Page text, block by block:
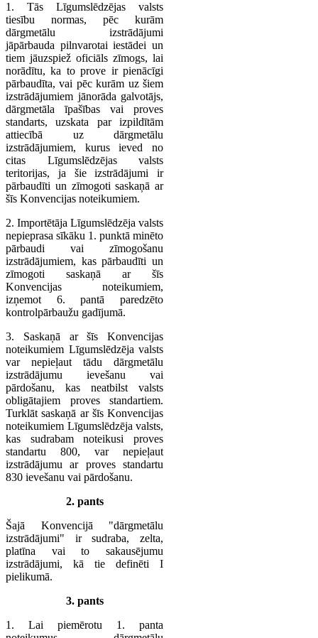
1. Tās Līgumslēdzējas valsts
tiesību normas, pēc kurām
dārgmetālu izstrādājumi
jāpārbauda pilnvarotai iestādei un
tiem jāuzspiež oficiāls zīmogs, lai
norādītu, ka to prove ir pienācīgi
pārbaudīta, vai pēc kurām uz šiem
izstrādājumiem jānorāda galvotājs,
dārgmetāla īpašības vai proves
standarts, uzskata par izpildītām
attiecībā uz dārgmetālu
izstrādājumiem, kurus ieved no
citas Līgumslēdzējas valsts
teritorijas, ja šie izstrādājumi ir
pārbaudīti un zīmogoti saskaņā ar
šīs Konvencijas noteikumiem.
2. Importētāja Līgumslēdzēja valsts
nepieprasa sīkāku 1. punktā minēto
pārbaudi vai zīmogošanu
izstrādājumiem, kas pārbaudīti un
zīmogoti saskaņā ar šīs
Konvencijas noteikumiem,
izņemot 6. pantā paredzēto
kontrolpārbaužu gadījumā.
3. Saskaņā ar šīs Konvencijas
noteikumiem Līgumslēdzēja valsts
var nepieļaut tādu dārgmetālu
izstrādājumu ievešanu vai
pārdošanu, kas neatbilst valsts
obligātajiem proves standartiem.
Turklāt saskaņā ar šīs Konvencijas
noteikumiem Līgumslēdzēja valsts,
kas sudrabam noteikusi proves
standartu 800, var nepieļaut
izstrādājumu ar proves standartu
830 ievešanu vai pārdošanu.
2. pants
Šajā Konvencijā "dārgmetālu
izstrādājumi" ir sudraba, zelta,
platīna vai to sakausējumu
izstrādājumi, kā tie definēti I
pielikumā.
3. pants
1. Lai piemērotu 1. panta